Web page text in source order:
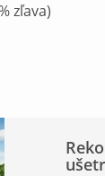
zľava)